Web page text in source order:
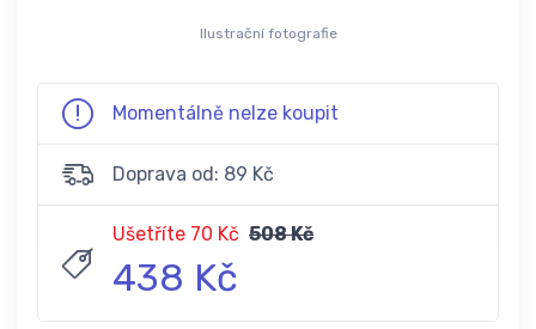
Ilustrační fotografie
Momentálně nelze koupit
Doprava od: 89 Kč
Ušetříte 70 Kč 508 Kč
438 Kč